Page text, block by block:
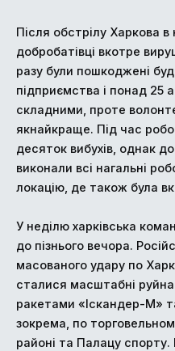
Після обстрілу Харкова в
добробатівці вкотре
разу були пошкоджені
підприємства і понад 25
складними, проте
якнайкраще. Під час
десяток вибухів, однак
виконали всі нагальні
локацію, де також була
У неділю харківська
до пізнього вечора.
масованого удару по
сталися масштабні
ракетами «Іскандер-М»
зокрема, по
районі та Палацу